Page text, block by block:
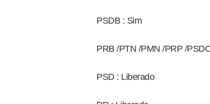
PSDB : Sim
PRB /PTN /PMN /PRP /
PSD : Liberado